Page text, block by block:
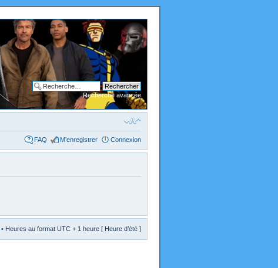
Recherche avancée
FAQ M’enregistrer Connexion
• Heures au format UTC + 1 heure [ Heure d’été ]